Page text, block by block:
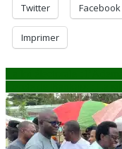
Twitter Facebook
Imprimer
Navigation
de
l’article